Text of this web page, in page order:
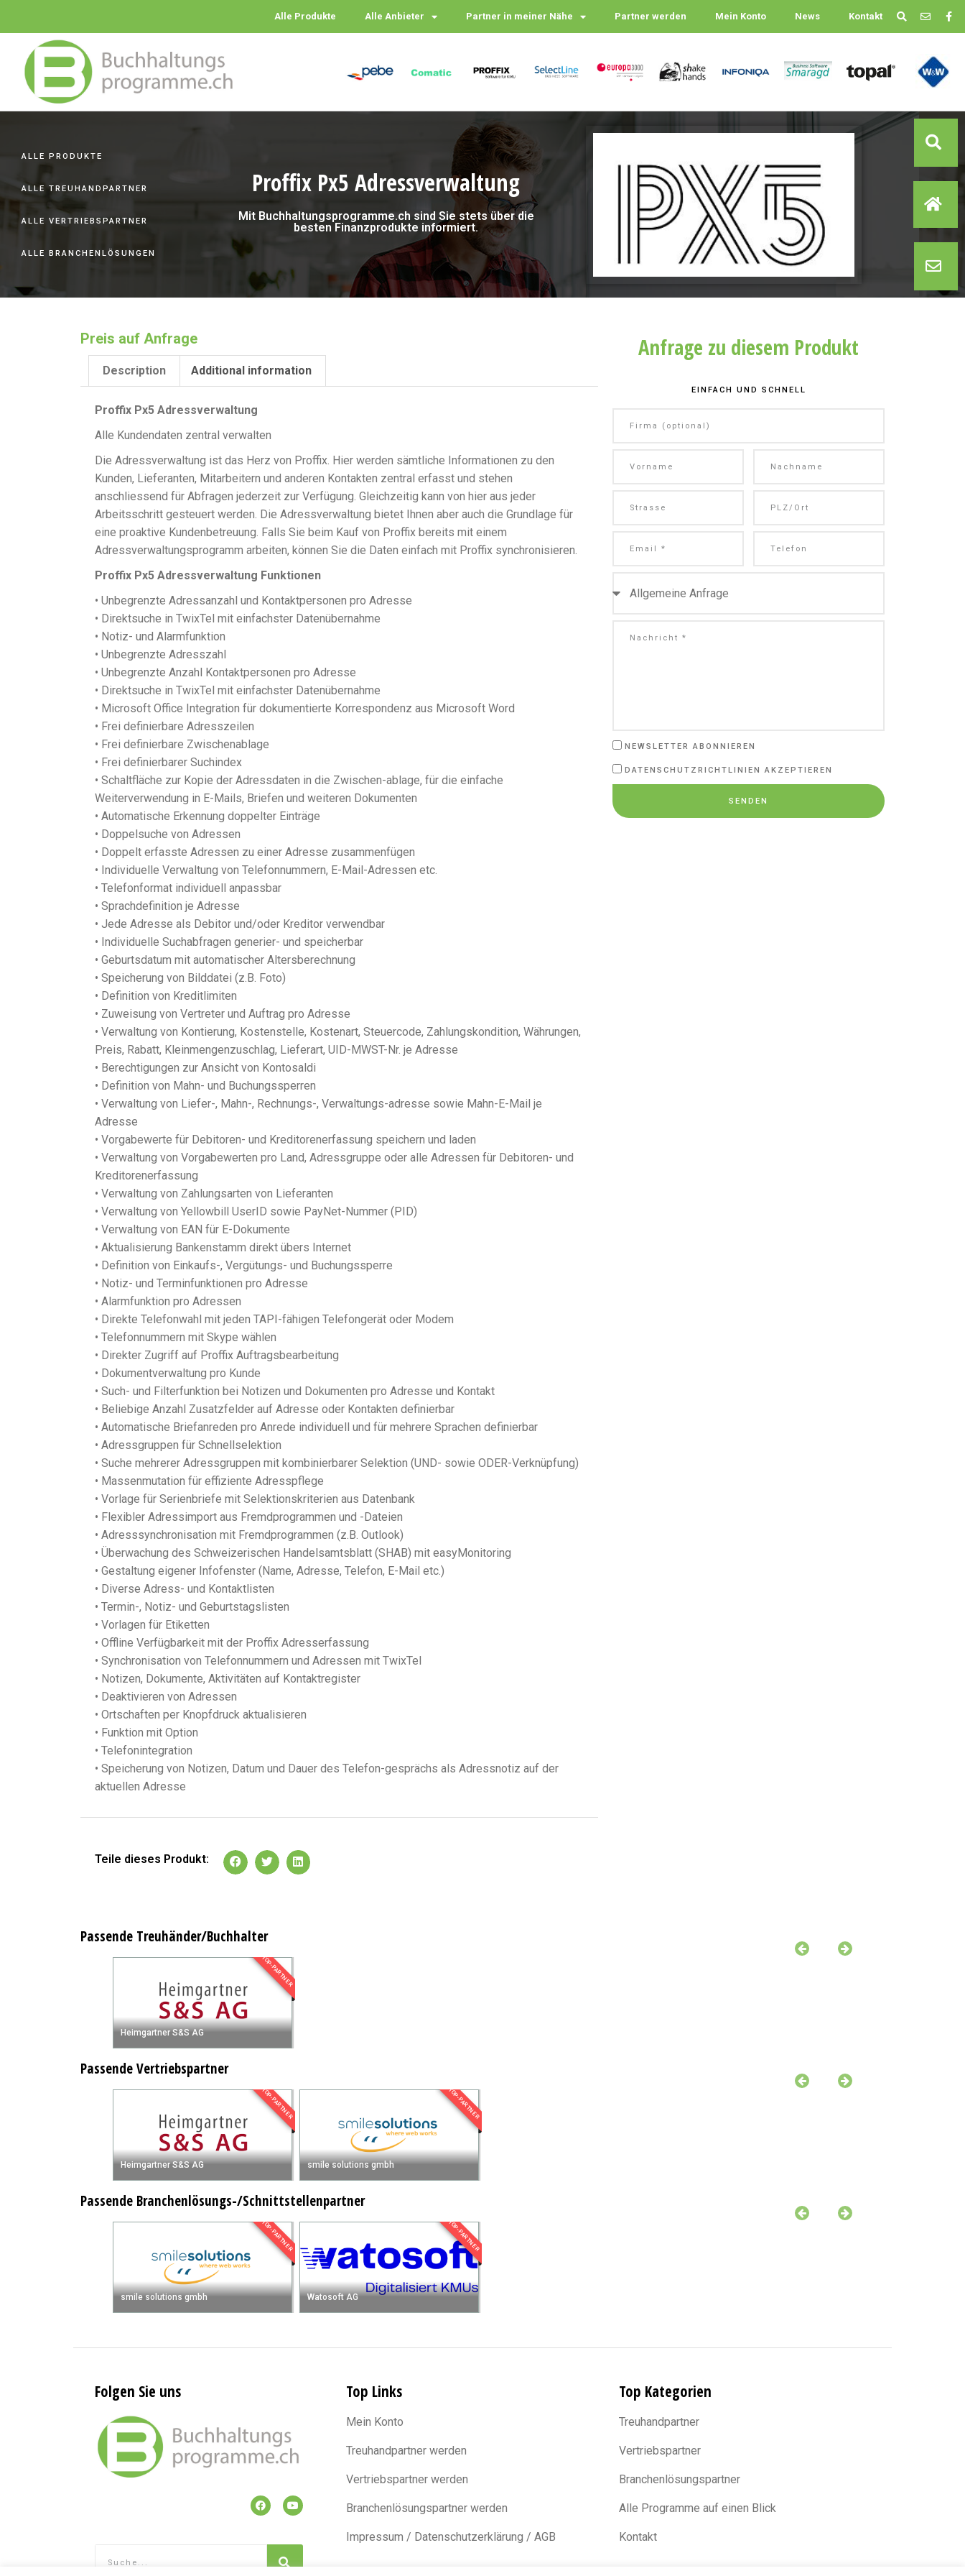
Alle Produkte Alle Anbieter Partner in meiner Nähe Partner werden Mein Konto News Kontakt
ALLE PRODUKTE
ALLE TREUHANDPARTNER
ALLE VERTRIEBSPARTNER
ALLE BRANCHENLÖSUNGEN
Proffix Px5 Adressverwaltung
Mit Buchhaltungsprogramme.ch sind Sie stets über die
besten Finanzprodukte informiert.
Preis auf Anfrage
Description Additional information
Proffix Px5 Adressverwaltung
Alle Kundendaten zentral verwalten
Die Adressverwaltung ist das Herz von Proffix. Hier werden sämtliche Informationen zu den
Kunden, Lieferanten, Mitarbeitern und anderen Kontakten zentral erfasst und stehen
anschliessend für Abfragen jederzeit zur Verfügung. Gleichzeitig kann von hier aus jeder
Arbeitsschritt gesteuert werden. Die Adressverwaltung bietet Ihnen aber auch die Grundlage für
eine proaktive Kundenbetreuung. Falls Sie beim Kauf von Proffix bereits mit einem
Adressverwaltungsprogramm arbeiten, können Sie die Daten einfach mit Proffix synchronisieren.
Proffix Px5 Adressverwaltung Funktionen
• Unbegrenzte Adressanzahl und Kontaktpersonen pro Adresse
• Direktsuche in TwixTel mit einfachster Datenübernahme
• Notiz- und Alarmfunktion
• Unbegrenzte Adresszahl
• Unbegrenzte Anzahl Kontaktpersonen pro Adresse
• Direktsuche in TwixTel mit einfachster Datenübernahme
• Microsoft Office Integration für dokumentierte Korrespondenz aus Microsoft Word
• Frei definierbare Adresszeilen
• Frei definierbare Zwischenablage
• Frei definierbarer Suchindex
• Schaltfläche zur Kopie der Adressdaten in die Zwischen-ablage, für die einfache
Weiterverwendung in E-Mails, Briefen und weiteren Dokumenten
• Automatische Erkennung doppelter Einträge
• Doppelsuche von Adressen
• Doppelt erfasste Adressen zu einer Adresse zusammenfügen
• Individuelle Verwaltung von Telefonnummern, E-Mail-Adressen etc.
• Telefonformat individuell anpassbar
• Sprachdefinition je Adresse
• Jede Adresse als Debitor und/oder Kreditor verwendbar
• Individuelle Suchabfragen generier- und speicherbar
• Geburtsdatum mit automatischer Altersberechnung
• Speicherung von Bilddatei (z.B. Foto)
• Definition von Kreditlimiten
• Zuweisung von Vertreter und Auftrag pro Adresse
• Verwaltung von Kontierung, Kostenstelle, Kostenart, Steuercode, Zahlungskondition, Währungen,
Preis, Rabatt, Kleinmengenzuschlag, Lieferart, UID-MWST-Nr. je Adresse
• Berechtigungen zur Ansicht von Kontosaldi
• Definition von Mahn- und Buchungssperren
• Verwaltung von Liefer-, Mahn-, Rechnungs-, Verwaltungs-adresse sowie Mahn-E-Mail je
Adresse
• Vorgabewerte für Debitoren- und Kreditorenerfassung speichern und laden
• Verwaltung von Vorgabewerten pro Land, Adressgruppe oder alle Adressen für Debitoren- und
Kreditorenerfassung
• Verwaltung von Zahlungsarten von Lieferanten
• Verwaltung von Yellowbill UserID sowie PayNet-Nummer (PID)
• Verwaltung von EAN für E-Dokumente
• Aktualisierung Bankenstamm direkt übers Internet
• Definition von Einkaufs-, Vergütungs- und Buchungssperre
• Notiz- und Terminfunktionen pro Adresse
• Alarmfunktion pro Adressen
• Direkte Telefonwahl mit jeden TAPI-fähigen Telefongerät oder Modem
• Telefonnummern mit Skype wählen
• Direkter Zugriff auf Proffix Auftragsbearbeitung
• Dokumentverwaltung pro Kunde
• Such- und Filterfunktion bei Notizen und Dokumenten pro Adresse und Kontakt
• Beliebige Anzahl Zusatzfelder auf Adresse oder Kontakten definierbar
• Automatische Briefanreden pro Anrede individuell und für mehrere Sprachen definierbar
• Adressgruppen für Schnellselektion
• Suche mehrerer Adressgruppen mit kombinierbarer Selektion (UND- sowie ODER-Verknüpfung)
• Massenmutation für effiziente Adresspflege
• Vorlage für Serienbriefe mit Selektionskriterien aus Datenbank
• Flexibler Adressimport aus Fremdprogrammen und -Dateien
• Adresssynchronisation mit Fremdprogrammen (z.B. Outlook)
• Überwachung des Schweizerischen Handelsamtsblatt (SHAB) mit easyMonitoring
• Gestaltung eigener Infofenster (Name, Adresse, Telefon, E-Mail etc.)
• Diverse Adress- und Kontaktlisten
• Termin-, Notiz- und Geburtstagslisten
• Vorlagen für Etiketten
• Offline Verfügbarkeit mit der Proffix Adresserfassung
• Synchronisation von Telefonnummern und Adressen mit TwixTel
• Notizen, Dokumente, Aktivitäten auf Kontaktregister
• Deaktivieren von Adressen
• Ortschaften per Knopfdruck aktualisieren
• Funktion mit Option
• Telefonintegration
• Speicherung von Notizen, Datum und Dauer des Telefon-gesprächs als Adressnotiz auf der
aktuellen Adresse
Anfrage zu diesem Produkt
EINFACH UND SCHNELL
NEWSLETTER ABONNIEREN
DATENSCHUTZRICHTLINIEN AKZEPTIEREN
SENDEN
Teile dieses Produkt:
Passende Treuhänder/Buchhalter
Heimgartner S&S AG
TOP-PARTNER
Passende Vertriebspartner
Heimgartner S&S AG
TOP-PARTNER
smile solutions gmbh
TOP-PARTNER
Passende Branchenlösungs-/Schnittstellenpartner
smile solutions gmbh
TOP-PARTNER
Watosoft AG
TOP-PARTNER
Folgen Sie uns Top Links
Mein Konto
Treuhandpartner werden
Vertriebspartner werden
Branchenlösungspartner werden
Impressum / Datenschutzerklärung / AGB
Top Kategorien
Treuhandpartner
Vertriebspartner
Branchenlösungspartner
Alle Programme auf einen Blick
Kontakt